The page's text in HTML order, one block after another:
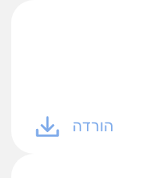
הורדה